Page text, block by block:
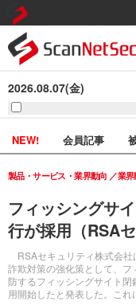
2026.08.07(金)
NEW! 会員記事
フィッシングサ
行が採用（RSA
RSAセキュリティ株式会社
詐欺対策の強化策として、
防するフィッシングサイト
用開始したと発表した。これ
製品・サービス・業界動向 業